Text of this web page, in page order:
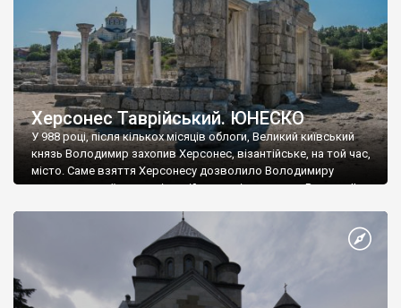
Херсонес Таврійський. ЮНЕСКО
У 988 році, після кількох місяців облоги, Великий київський
князь Володимир захопив Херсонес, візантійське, на той час,
місто. Саме взяття Херсонесу дозволило Володимиру
диктувати свої умови візантійському імператору Василю ІІ, та
Херсонесі Володимир-язичник, став Василем-християнином.
А потім було Хрещення Русі. На честь Херсонесу Таврійського